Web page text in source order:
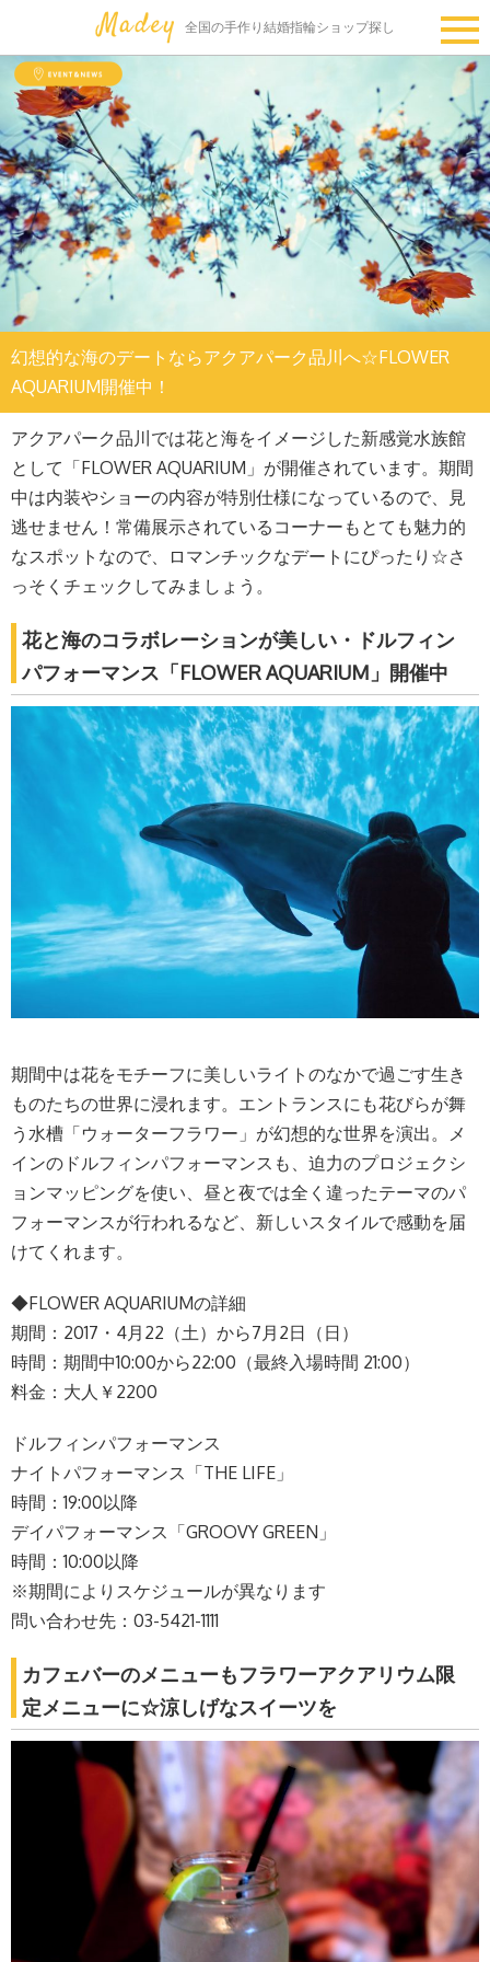
全国の手作り結婚指輪ショップ探し
幻想的な海のデートならアクアパーク品川へ☆FLOWER
AQUARIUM開催中！
アクアパーク品川では花と海をイメージした新感覚水族館
として「FLOWER AQUARIUM」が開催されています。期間
中は内装やショーの内容が特別仕様になっているので、見
逃せません！常備展示されているコーナーもとても魅力的
なスポットなので、ロマンチックなデートにぴったり☆さ
っそくチェックしてみましょう。
花と海のコラボレーションが美しい・ドルフィン
パフォーマンス「FLOWER AQUARIUM」開催中
期間中は花をモチーフに美しいライトのなかで過ごす生き
ものたちの世界に浸れます。エントランスにも花びらが舞
う水槽「ウォーターフラワー」が幻想的な世界を演出。メ
インのドルフィンパフォーマンスも、迫力のプロジェクシ
ョンマッピングを使い、昼と夜では全く違ったテーマのパ
フォーマンスが行われるなど、新しいスタイルで感動を届
けてくれます。
◆FLOWER AQUARIUMの詳細
期間：2017・4月22（土）から7月2日（日）
時間：期間中10:00から22:00（最終入場時間 21:00）
料金：大人￥2200
ドルフィンパフォーマンス
ナイトパフォーマンス「THE LIFE」
時間：19:00以降
デイパフォーマンス「GROOVY GREEN」
時間：10:00以降
※期間によりスケジュールが異なります
問い合わせ先：03-5421-1111
カフェバーのメニューもフラワーアクアリウム限
定メニューに☆涼しげなスイーツを